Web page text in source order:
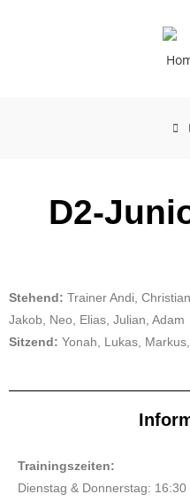
D2-
Stehend: Trainer Andi,
Jakob, Neo, Elias, Julian, Adam
Sitzend: Yonah, Lukas,
Trainingszeiten:
Dienstag & Donnerstag: 16:30